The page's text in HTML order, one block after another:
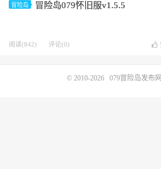
冒险岛 冒险岛079怀旧服v1.5.5
阅读(842) 评论(0)
© 2010-2026 079冒险岛发布网